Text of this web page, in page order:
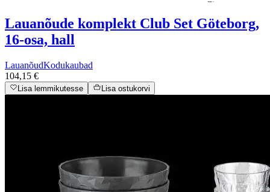
Lauanõude komplekt Club Set Göteborg,
16-osa, hall
LauanõudKodukaubad
104,15 €
Lisa lemmikutesse Lisa ostukorvi